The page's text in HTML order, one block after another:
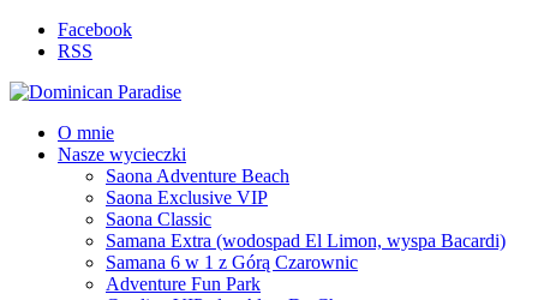
Facebook
RSS
O mnie
Nasze wycieczki
Saona Adventure Beach
Saona Exclusive VIP
Saona Classic
Samana Extra (wodospad El Limon, wyspa Bacardi)
Samana 6 w 1 z Górą Czarownic
Adventure Fun Park